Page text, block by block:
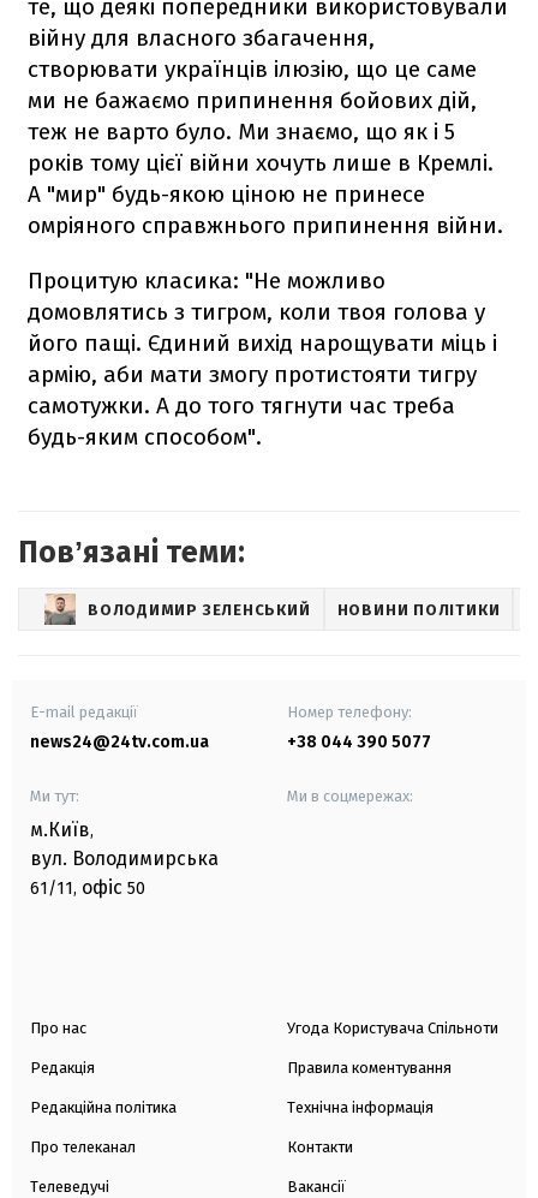
те, що деякі попередники використовували
війну для власного збагачення,
створювати українців ілюзію, що це саме
ми не бажаємо припинення бойових дій,
теж не варто було. Ми знаємо, що як і 5
років тому цієї війни хочуть лише в Кремлі.
А "мир" будь-якою ціною не принесе
омріяного справжнього припинення війни.
Процитую класика: "Не можливо
домовлятись з тигром, коли твоя голова у
його пащі. Єдиний вихід нарощувати міць і
армію, аби мати змогу протистояти тигру
самотужки. А до того тягнути час треба
будь-яким способом".
Повʼязані теми:
ВОЛОДИМИР ЗЕЛЕНСЬКИЙ НОВИНИ ПОЛІТИКИ
E-mail редакції
news24@24tv.com.ua
Номер телефону:
+38 044 390 5077
Ми тут:
м.Київ,
вул. Володимирська
61/11, офіс 50
Ми в соцмережах:
Про нас
Редакція
Редакційна політика
Про телеканал
Телеведучі
Угода Користувача Спільноти
Правила коментування
Технічна інформація
Контакти
Вакансії